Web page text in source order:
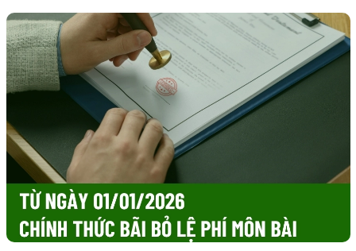
nhiều doanh nghiệp FDI gặp khó khăn trong việc nắm bắt
quy định, thời hạn nộp báo cáo. Cũng như cách lập...